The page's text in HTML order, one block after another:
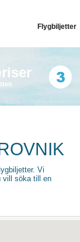
Flygbiljetter
Vi
vill söka till en